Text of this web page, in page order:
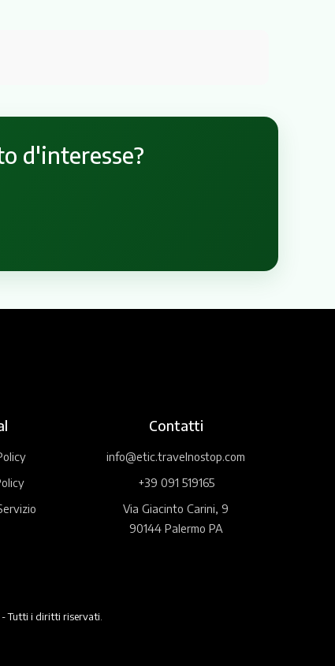
d'interesse?
Contatti
info@etic.travelnostop.com
+39 091 519165
Via Giacinto Carini, 9
90144 Palermo PA
Tutti i diritti riservati.